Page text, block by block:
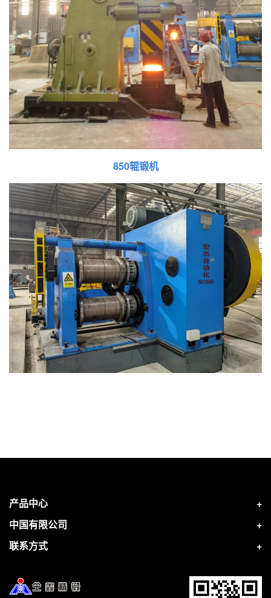
850辊锻机
产品中心
中国有限公司
联系方式